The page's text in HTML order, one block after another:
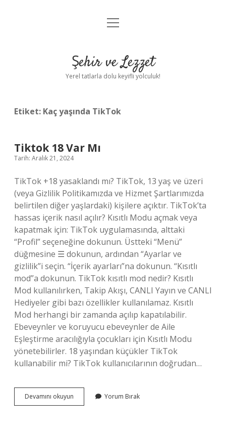
Anasayfa
Yasal Uyarı
menüyü
Şehir ve Lezzet
Yerel tatlarla dolu keyifli yolculuk!
Etiket: Kaç yaşında TikTok
Tiktok 18 Var Mı
Tarih: Aralık 21, 2024
TikTok +18 yasaklandı mı? TikTok, 13 yaş ve üzeri
(veya Gizlilik Politikamızda ve Hizmet Şartlarımızda
belirtilen diğer yaşlardaki) kişilere açıktır. TikTok’ta
hassas içerik nasıl açılır? Kısıtlı Modu açmak veya
kapatmak için: TikTok uygulamasında, alttaki
“Profil” seçeneğine dokunun. Üstteki “Menü”
düğmesine ☰ dokunun, ardından “Ayarlar ve
gizlilik”i seçin. “İçerik ayarları”na dokunun. “Kısıtlı
mod”a dokunun. TikTok kısıtlı mod nedir? Kısıtlı
Mod kullanılırken, Takip Akışı, CANLI Yayın ve CANLI
Hediyeler gibi bazı özellikler kullanılamaz. Kısıtlı
Mod herhangi bir zamanda açılıp kapatılabilir.
Ebeveynler ve koruyucu ebeveynler de Aile
Eşleştirme aracılığıyla çocukları için Kısıtlı Modu
yönetebilirler. 18 yaşından küçükler TikTok
kullanabilir mi? TikTok kullanıcılarının doğrudan…
Devamını okuyun
18
Yorum Bırak